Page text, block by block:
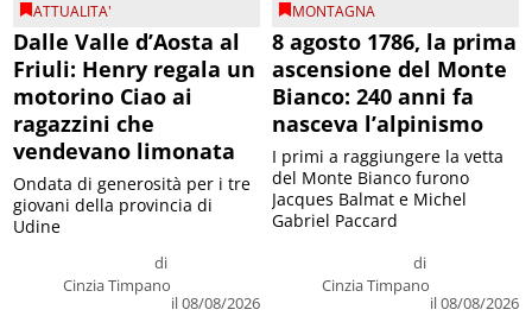
ATTUALITA'
Dalle Valle d’Aosta al
Friuli: Henry regala un
motorino Ciao ai
ragazzini che
vendevano limonata
di
Cinzia Timpano
il 08/08/2026
Ondata di generosità per i tre
giovani della provincia di
Udine
MONTAGNA
8 agosto 1786, la prima
ascensione del Monte
Bianco: 240 anni fa
nasceva l’alpinismo
di
Cinzia Timpano
il 08/08/2026
I primi a raggiungere la vetta
del Monte Bianco furono
Jacques Balmat e Michel
Gabriel Paccard